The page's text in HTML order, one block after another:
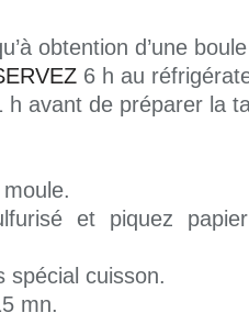
obtention d’une
6 h au
avant de préparer la
et piquez
spécial cuisson.
mn.